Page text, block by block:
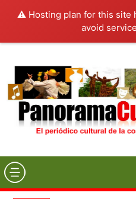
⚠️ Hosting plan for this site
avoid